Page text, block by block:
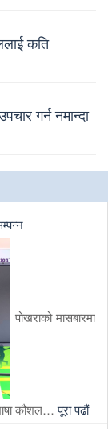
कति
गर्न नमान्दा
पोखराको मासबारमा
कौशल…पूरा पढौं